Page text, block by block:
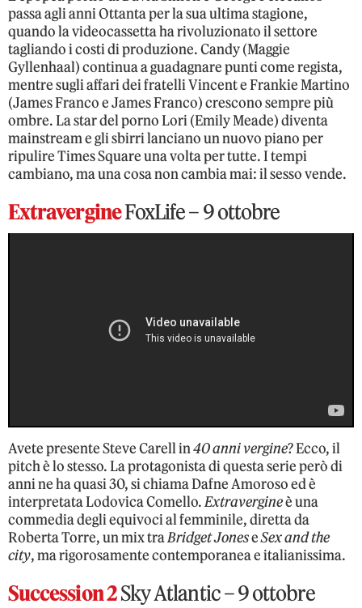
passa agli anni Ottanta per la sua ultima stagione,
quando la videocassetta ha rivoluzionato il settore
tagliando i costi di produzione. Candy (Maggie
Gyllenhaal) continua a guadagnare punti come regista,
mentre sugli affari dei fratelli Vincent e Frankie Martino
(James Franco e James Franco) crescono sempre più
ombre. La star del porno Lori (Emily Meade) diventa
mainstream e gli sbirri lanciano un nuovo piano per
ripulire Times Square una volta per tutte. I tempi
cambiano, ma una cosa non cambia mai: il sesso vende.
ExtravergineFoxLife – 9 ottobre
Avete presente Steve Carell in40 anni vergine? Ecco, il
pitch è lo stesso. La protagonista di questa serie però di
anni ne ha quasi 30, si chiama Dafne Amoroso ed è
interpretata Lodovica Comello.Extravergineè una
commedia degli equivoci al femminile, diretta da
Roberta Torre, un mix traBridget JoneseSex and the
city, ma rigorosamente contemporanea e italianissima.
Succession 2Sky Atlantic – 9 ottobre